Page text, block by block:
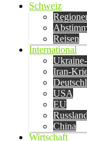
Schweiz
Reisen
International
Iran-
USA
EU
Russland
China
Wirtschaft